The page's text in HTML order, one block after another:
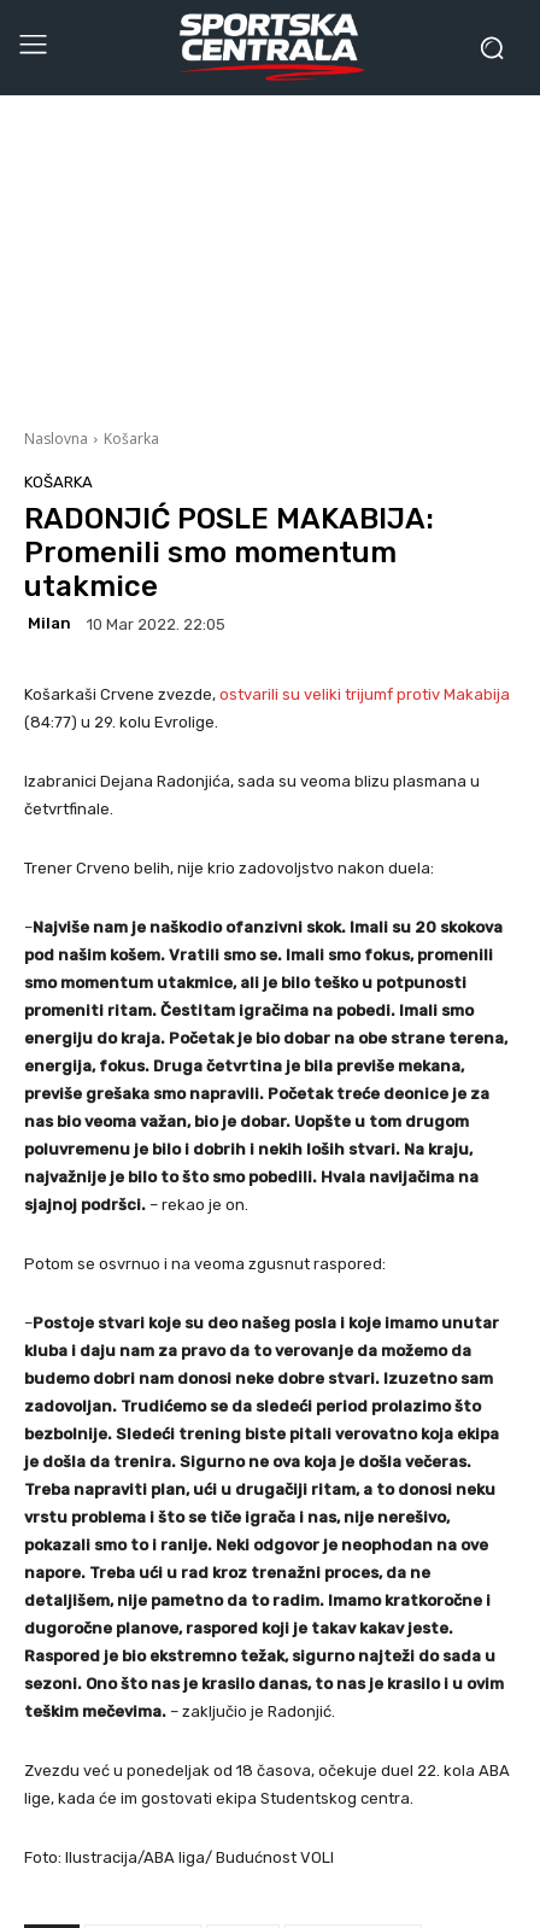
Naslovna Košarka
KOŠARKA
RADONJIĆ POSLE MAKABIJA:
Promenili smo momentum
utakmice
Milan 10 Mar 2022. 22:05
Košarkaši Crvene zvezde, ostvarili su veliki trijumf protiv Makabija
(84:77) u 29. kolu Evrolige.
Izabranici Dejana Radonjića, sada su veoma blizu plasmana u
četvrtfinale.
Trener Crveno belih, nije krio zadovoljstvo nakon duela:
–Najviše nam je naškodio ofanzivni skok. Imali su 20 skokova
pod našim košem. Vratili smo se. Imali smo fokus, promenili
smo momentum utakmice, ali je bilo teško u potpunosti
promeniti ritam. Čestitam igračima na pobedi. Imali smo
energiju do kraja. Početak je bio dobar na obe strane terena,
energija, fokus. Druga četvrtina je bila previše mekana,
previše grešaka smo napravili. Početak treće deonice je za
nas bio veoma važan, bio je dobar. Uopšte u tom drugom
poluvremenu je bilo i dobrih i nekih loših stvari. Na kraju,
najvažnije je bilo to što smo pobedili. Hvala navijačima na
sjajnoj podršci. – rekao je on.
Potom se osvrnuo i na veoma zgusnut raspored:
–Postoje stvari koje su deo našeg posla i koje imamo unutar
kluba i daju nam za pravo da to verovanje da možemo da
budemo dobri nam donosi neke dobre stvari. Izuzetno sam
zadovoljan. Trudićemo se da sledeći period prolazimo što
bezbolnije. Sledeći trening biste pitali verovatno koja ekipa
je došla da trenira. Sigurno ne ova koja je došla večeras.
Treba napraviti plan, ući u drugačiji ritam, a to donosi neku
vrstu problema i što se tiče igrača i nas, nije nerešivo,
pokazali smo to i ranije. Neki odgovor je neophodan na ove
napore. Treba ući u rad kroz trenažni proces, da ne
detaljišem, nije pametno da to radim. Imamo kratkoročne i
dugoročne planove, raspored koji je takav kakav jeste.
Raspored je bio ekstremno težak, sigurno najteži do sada u
sezoni. Ono što nas je krasilo danas, to nas je krasilo i u ovim
teškim mečevima. – zaključio je Radonjić.
Zvezdu već u ponedeljak od 18 časova, očekuje duel 22. kola ABA
lige, kada će im gostovati ekipa Studentskog centra.
Foto: Ilustracija/ABA liga/ Budućnost VOLI